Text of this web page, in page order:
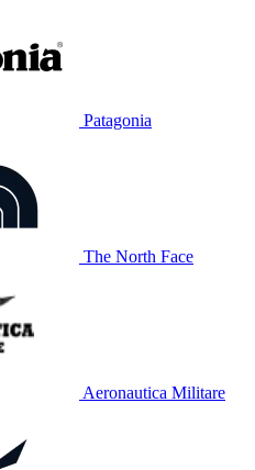
Patagonia
The North Face
Aeronautica Militare